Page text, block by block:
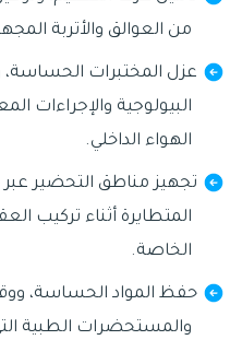
من العوالق والأتربة
عزل المختبرات
البيولوجية والإجراءات
الهواء الداخلي.
تجهيز مناطق التحضير
المتطايرة أثناء تركيب
الخاصة.
حفظ المواد الحساسة،
والمستحضرات الطبية